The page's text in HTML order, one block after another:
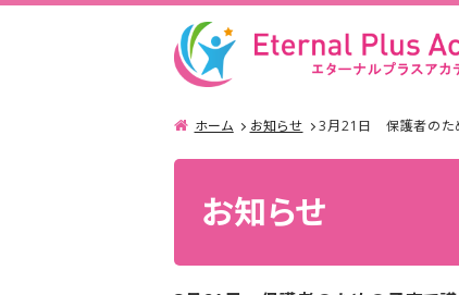
ホーム お知らせ 3月21日 保護者のた
お知らせ